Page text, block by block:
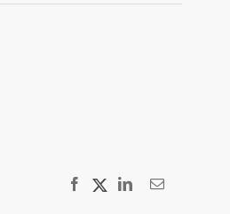
Facebook
X LinkedInEmail